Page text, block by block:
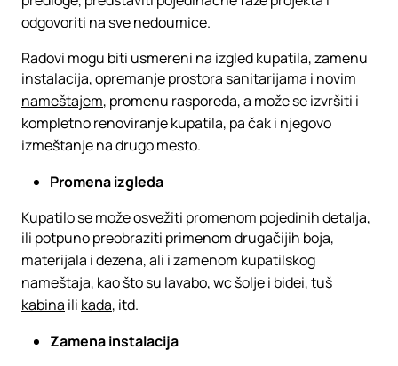
odgovoriti na sve nedoumice.
Radovi mogu biti usmereni na izgled kupatila, zamenu
instalacija, opremanje prostora sanitarijama i novim
nameštajem, promenu rasporeda, a može se izvršiti i
kompletno renoviranje kupatila, pa čak i njegovo
izmeštanje na drugo mesto.
Promena izgleda
Kupatilo se može osvežiti promenom pojedinih detalja,
ili potpuno preobraziti primenom drugačijih boja,
materijala i dezena, ali i zamenom kupatilskog
nameštaja, kao što su lavabo,wc šolje i bidei,tuš
kabina ili kada, itd.
Zamena instalacija